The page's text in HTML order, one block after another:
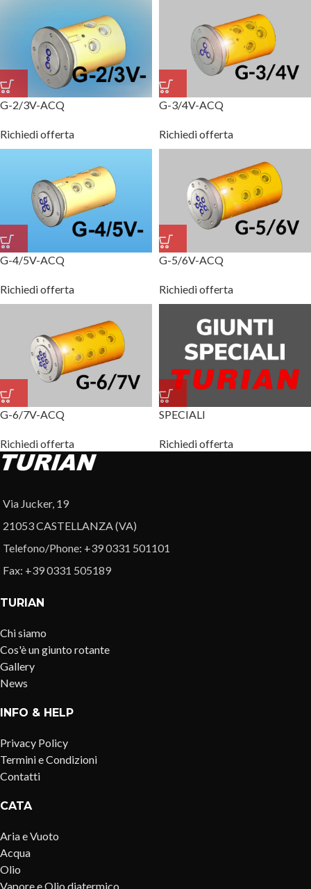
G-2/3V-ACQ
Richiedi offerta
G-3/4V-ACQ
Richiedi offerta
G-4/5V-ACQ
Richiedi offerta
G-5/6V-ACQ
Richiedi offerta
G-6/7V-ACQ
Richiedi offerta
SPECIALI
Richiedi offerta
Via Jucker, 19
21053 CASTELLANZA (VA)
Telefono/Phone: +39 0331 501101
Fax: +39 0331 505189
TURIAN
Chi siamo
Cos'è un giunto rotante
Gallery
News
INFO & HELP
Privacy Policy
Termini e Condizioni
Contatti
CATA
Aria e Vuoto
Acqua
Olio
Vapore e Olio diatermico